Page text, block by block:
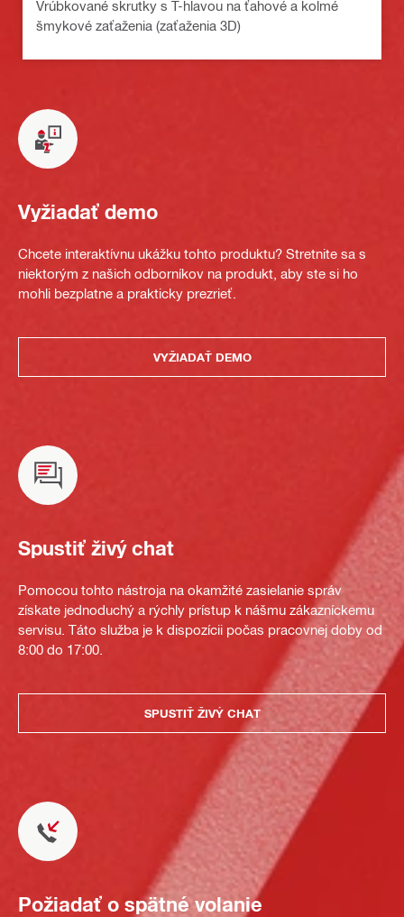
Vrúbkované skrutky s T-hlavou na ťahové a kolmé
šmykové zaťaženia (zaťaženia 3D)
Vyžiadať demo
Chcete interaktívnu ukážku tohto produktu? Stretnite sa s
niektorým z našich odborníkov na produkt, aby ste si ho
mohli bezplatne a prakticky prezrieť.
VYŽIADAŤ DEMO
Spustiť živý chat
Pomocou tohto nástroja na okamžité zasielanie správ
získate jednoduchý a rýchly prístup k nášmu zákazníckemu
servisu. Táto služba je k dispozícii počas pracovnej doby od
8:00 do 17:00.
SPUSTIŤ ŽIVÝ CHAT
Požiadať o spätné volanie